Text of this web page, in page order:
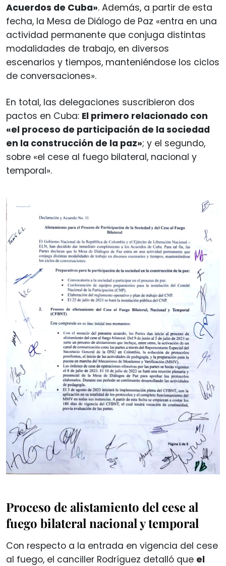
Acuerdos de Cuba». Además, a partir de esta
fecha, la Mesa de Diálogo de Paz «entra en una
actividad permanente que conjuga distintas
modalidades de trabajo, en diversos
escenarios y tiempos, manteniéndose los ciclos
de conversaciones».
En total, las delegaciones suscribieron dos
pactos en Cuba: El primero relacionado con
«el proceso de participación de la sociedad
en la construcción de la paz»; y el segundo,
sobre «el cese al fuego bilateral, nacional y
temporal».
Proceso de alistamiento del cese al
fuego bilateral nacional y temporal
Con respecto a la entrada en vigencia del cese
al fuego, el canciller Rodríguez detalló que el